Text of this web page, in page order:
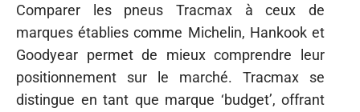
Comparer les pneus Tracmax à ceux de
marques établies comme Michelin, Hankook et
Goodyear permet de mieux comprendre leur
positionnement sur le marché. Tracmax se
distingue en tant que marque ‘budget’, offrant